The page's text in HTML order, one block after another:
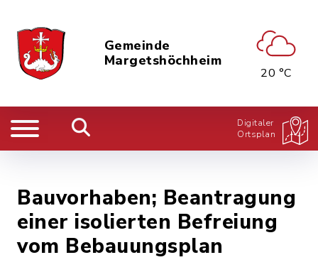
Gemeinde
Margetshöchheim
20 °C
Digitaler
Ortsplan
Bauvorhaben; Beantragung
einer isolierten Befreiung
vom Bebauungsplan